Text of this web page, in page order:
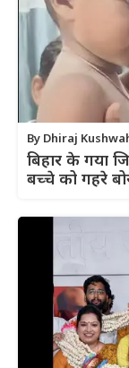
By Dhiraj
बिहार के गया
बच्चे को गहरे